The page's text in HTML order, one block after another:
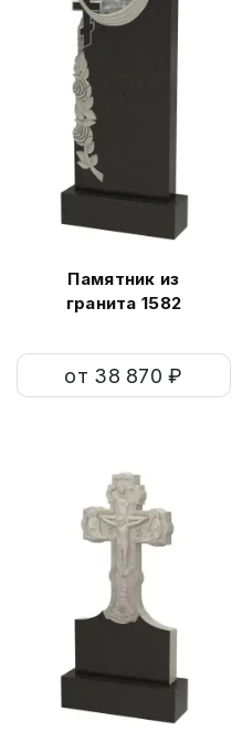
Памятник из
гранита 1582
от 38 870 ₽